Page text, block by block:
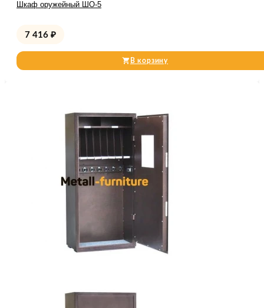
Шкаф оружейный ШО-5
7 416 ₽
В корзину